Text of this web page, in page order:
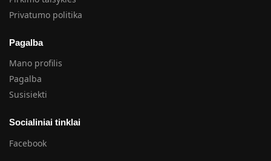
Privatumo politika
Pagalba
Mano profilis
Pagalba
Susisiekti
Socialiniai tinklai
Facebook